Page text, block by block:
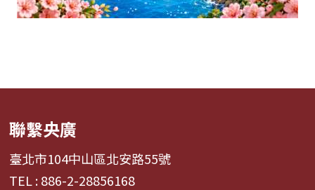
聯繫央廣
臺北市104中山區北安路55號
TEL : 886-2-28856168